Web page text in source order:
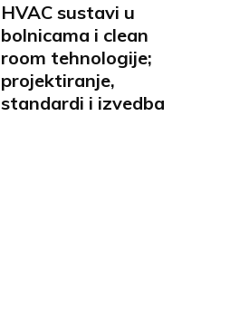
HVAC sustavi u
bolnicama i clean
room tehnologije;
projektiranje,
standardi i izvedba